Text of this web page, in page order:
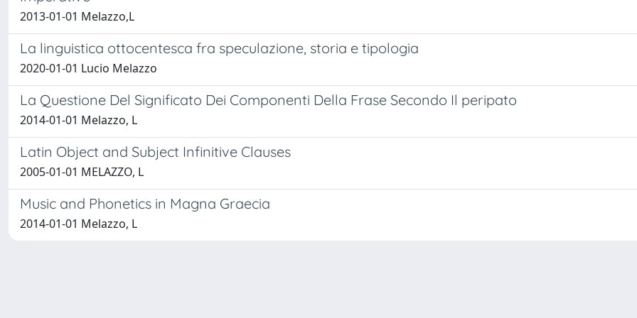
2013-01-01 Melazzo,L
La linguistica ottocentesca fra speculazione, storia e tipologia
2020-01-01 Lucio Melazzo
La Questione Del Significato Dei Componenti Della Frase Secondo Il peripato
2014-01-01 Melazzo, L
Latin Object and Subject Infinitive Clauses
2005-01-01 MELAZZO, L
Music and Phonetics in Magna Graecia
2014-01-01 Melazzo, L